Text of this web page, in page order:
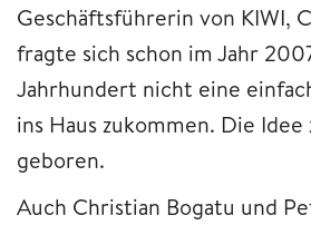
Geschäftsführerin von KIWI,
fragte sich schon im Jahr
Jahrhundert nicht eine
ins Haus zukommen. Die Idee
geboren.
Auch Christian Bogatu und